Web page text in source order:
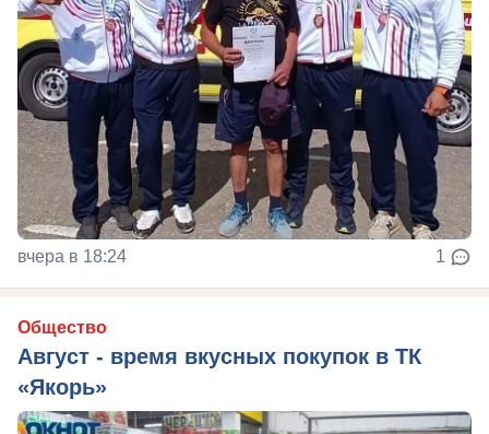
вчера в 18:24 1
Общество
Август - время вкусных покупок в ТК
«Якорь»